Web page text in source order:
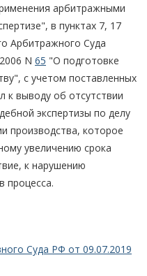
арбитражными
в пунктах 7, 17
Арбитражного Суда
N 65 "О подготовке
с учетом поставленных
к выводу об отсутствии
экспертизы по делу
производства, которое
увеличению срока
к нарушению
процесса.
Суда РФ от 09.07.2019